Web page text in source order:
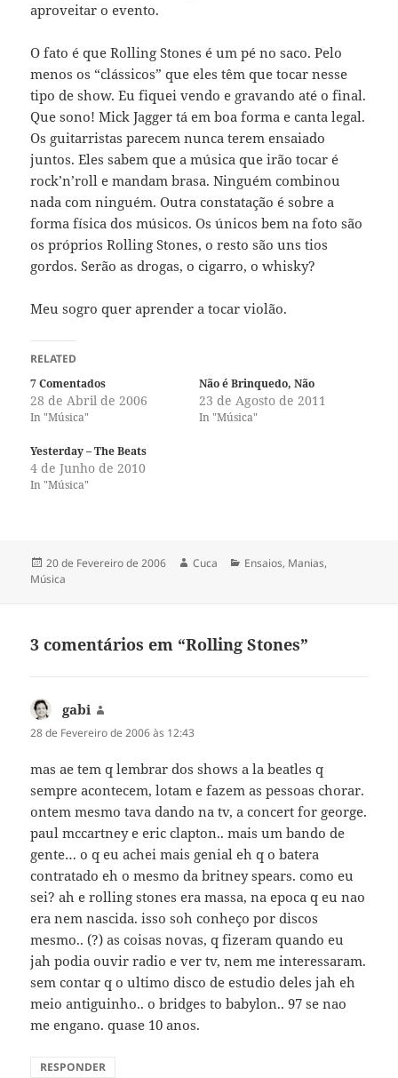
aproveitar o evento.
O fato é que Rolling Stones é um pé no saco. Pelo
menos os “clássicos” que eles têm que tocar nesse
tipo de show. Eu fiquei vendo e gravando até o final.
Que sono! Mick Jagger tá em boa forma e canta legal.
Os guitarristas parecem nunca terem ensaiado
juntos. Eles sabem que a música que irão tocar é
rock’n’roll e mandam brasa. Ninguém combinou
nada com ninguém. Outra constatação é sobre a
forma física dos músicos. Os únicos bem na foto são
os próprios Rolling Stones, o resto são uns tios
gordos. Serão as drogas, o cigarro, o whisky?
Meu sogro quer aprender a tocar violão.
RELATED
7 Comentados
28 de Abril de 2006
In "Música"
Não é Brinquedo, Não
23 de Agosto de 2011
In "Música"
Yesterday – The Beats
4 de Junho de 2010
In "Música"
Publicado
a
20 de Fevereiro de 2006 Autor
Cuca Categorias
Ensaios, Manias,
Música
3 comentários em “Rolling Stones”
gabi
28 de Fevereiro de 2006 às 12:43
mas ae tem q lembrar dos shows a la beatles q
sempre acontecem, lotam e fazem as pessoas chorar.
ontem mesmo tava dando na tv, a concert for george.
paul mccartney e eric clapton.. mais um bando de
gente… o q eu achei mais genial eh q o batera
contratado eh o mesmo da britney spears. como eu
sei? ah e rolling stones era massa, na epoca q eu nao
era nem nascida. isso soh conheço por discos
mesmo.. (?) as coisas novas, q fizeram quando eu
jah podia ouvir radio e ver tv, nem me interessaram.
sem contar q o ultimo disco de estudio deles jah eh
meio antiguinho.. o bridges to babylon.. 97 se nao
me engano. quase 10 anos.
RESPONDER